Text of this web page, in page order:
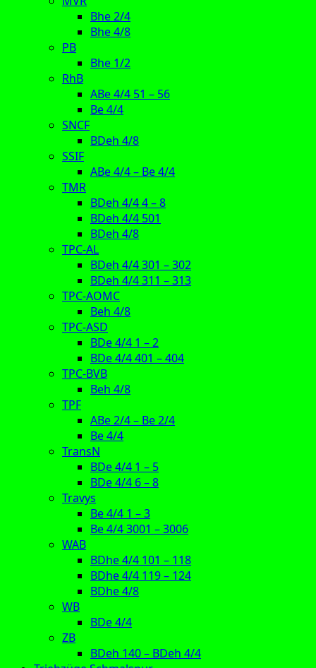
Bhe 2/4
Bhe 4/8
PB
Bhe 1/2
RhB
ABe 4/4 51 – 56
Be 4/4
SNCF
BDeh 4/8
SSIF
ABe 4/4 – Be 4/4
TMR
BDeh 4/4 4 – 8
BDeh 4/4 501
BDeh 4/8
TPC-AL
BDeh 4/4 301 – 302
BDeh 4/4 311 – 313
TPC-AOMC
Beh 4/8
TPC-ASD
BDe 4/4 1 – 2
BDe 4/4 401 – 404
TPC-BVB
Beh 4/8
TPF
ABe 2/4 – Be 2/4
Be 4/4
TransN
BDe 4/4 1 – 5
BDe 4/4 6 – 8
Travys
Be 4/4 1 – 3
Be 4/4 3001 – 3006
WAB
BDhe 4/4 101 – 118
BDhe 4/4 119 – 124
BDhe 4/8
WB
BDe 4/4
ZB
BDeh 140 – BDeh 4/4